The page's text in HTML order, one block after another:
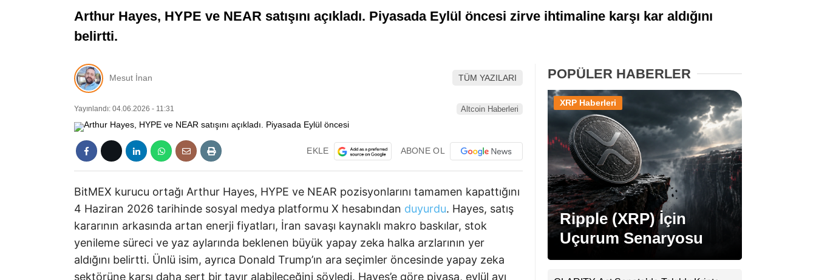
Memecoin Haberleri
Facebook
Instagram
Youtube
Arthur Hayes, HYPE ve NEAR satışını açıkladı. Piyasada Eylül öncesi zirve ihtimaline karşı kar aldığını
belirtti.
Mesut İnan TÜM YAZILARI
Yayınlandı: 04.06.2026 - 11:31 Altcoin Haberleri
EKLE ABONE OL
BitMEX kurucu ortağı Arthur Hayes, HYPE ve NEAR pozisyonlarını tamamen kapattığını
4 Haziran 2026 tarihinde sosyal medya platformu X hesabından duyurdu. Hayes, satış
kararının arkasında artan enerji fiyatları, İran savaşı kaynaklı makro baskılar, stok
yenileme süreci ve yaz aylarında beklenen büyük yapay zeka halka arzlarının yer
aldığını belirtti. Ünlü isim, ayrıca Donald Trump’ın ara seçimler öncesinde yapay zeka
sektörüne karşı daha sert bir tavır alabileceğini söyledi. Hayes’e göre piyasa, eylül ayı
POPÜLER HABERLER
Ripple (XRP) İçin
Uçurum Senaryosu
XRP Haberleri